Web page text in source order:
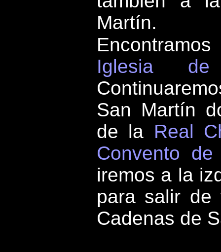
Martín.
Iglesia
San Martín
de la Real
Convento
iremos a la
para salir de
Cadenas de